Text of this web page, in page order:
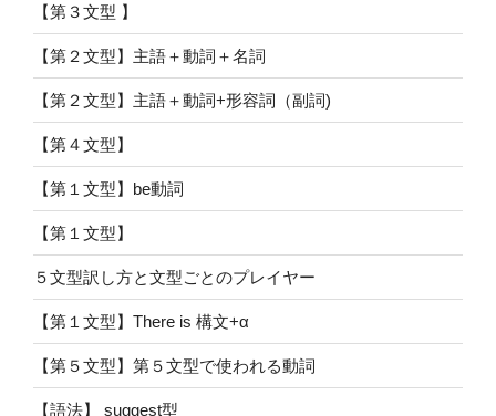
【第３文型 】
【第２文型】主語＋動詞＋名詞
【第２文型】主語＋動詞+形容詞（副詞)
【第４文型】
【第１文型】be動詞
【第１文型】
５文型訳し方と文型ごとのプレイヤー
【第１文型】There is 構文+α
【第５文型】第５文型で使われる動詞
【語法】 suggest型